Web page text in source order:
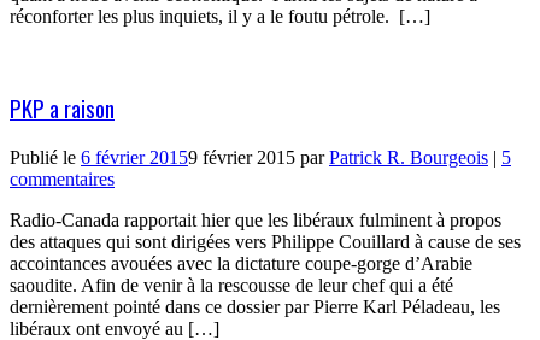
réconforter les plus inquiets, il y a le foutu pétrole. […]
PKP a raison
Publié le 6 février 20159 février 2015 parPatrick R. Bourgeois | 5
commentaires
Radio-Canada rapportait hier que les libéraux fulminent à propos
des attaques qui sont dirigées vers Philippe Couillard à cause de ses
accointances avouées avec la dictature coupe-gorge d’Arabie
saoudite. Afin de venir à la rescousse de leur chef qui a été
dernièrement pointé dans ce dossier par Pierre Karl Péladeau, les
libéraux ont envoyé au […]